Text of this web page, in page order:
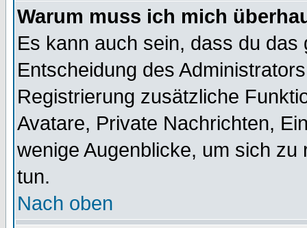
Warum muss ich mich
Es kann auch sein, dass du
Entscheidung des
Registrierung zusätzliche
Avatare, Private Nachrichten,
wenige Augenblicke, um sich
tun.
Nach oben